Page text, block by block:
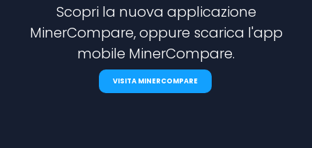
Scopri la nuova applicazione
MinerCompare, oppure scarica l'app
mobile MinerCompare.
VISITA MINERCOMPARE